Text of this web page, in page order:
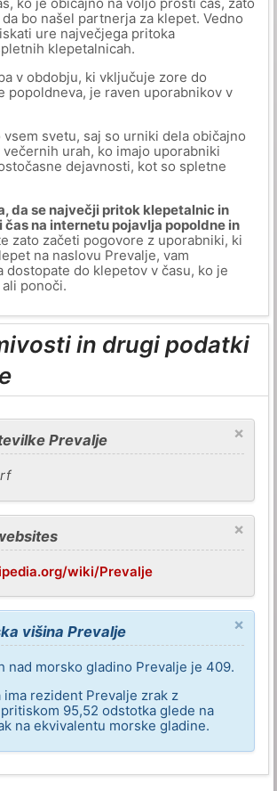
bo našel partnerja za klepet. Vedno
ure največjega pritoka
klepetalnicah.
v obdobju, ki vključuje zore do
popoldneva, je raven uporabnikov v
vsem svetu, saj so urniki dela običajno
urah, ko imajo uporabniki
dejavnosti, kot so spletne
da se največji pritok klepetalnic in
čas na internetu pojavlja popoldne in
zato začeti pogovore z uporabniki, ki
na naslovu Prevalje, vam
dostopate do klepetov v času, ko je
ponoči.
in drugi podatki
×
Prevalje
×
wiki/Prevalje
×
višina Prevalje
nad morsko gladino Prevalje je 409.
ima rezident Prevalje zrak z
95,52 odstotka glede na
na ekvivalentu morske gladine.